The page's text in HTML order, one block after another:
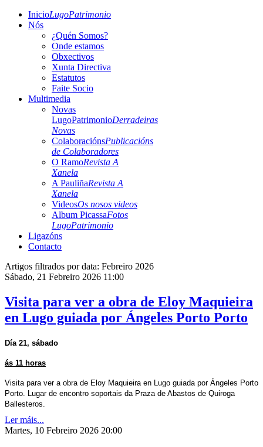
InicioLugoPatrimonio
Nós
¿Quén Somos?
Onde estamos
Obxectivos
Xunta Directiva
Estatutos
Faite Socio
Multimedia
Novas
LugoPatrimonioDerradeiras
Novas
ColaboraciónsPublicacións
de Colaboradores
O RamoRevista A
Xanela
A PauliñaRevista A
Xanela
VideosOs nosos videos
Album PicassaFotos
LugoPatrimonio
Ligazóns
Contacto
Artigos filtrados por data: Febreiro 2026
Sábado, 21 Febreiro 2026 11:00
Visita para ver a obra de Eloy Maquieira
en Lugo guiada por Ángeles Porto Porto
Día 21, sábado
ás 11 horas
Visita para ver a obra de Eloy Maquieira en Lugo guiada por Ángeles Porto
Porto. Lugar de encontro soportais da Praza de Abastos de Quiroga
Ballesteros.
Ler máis...
Martes, 10 Febreiro 2026 20:00